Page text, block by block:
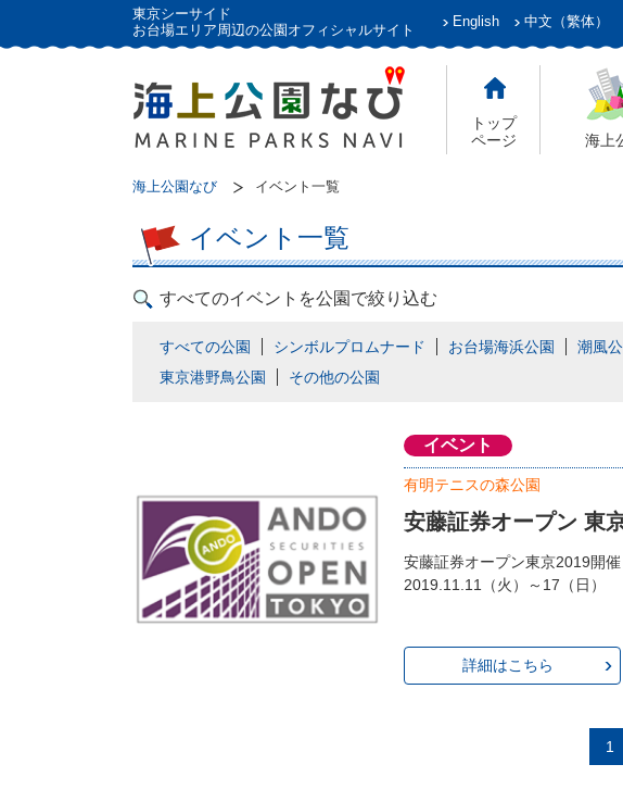
東京シーサイド
お台場エリア周辺の公園オフィシャルサイト
English 中文（繁体）
トップ
ページ
海上
海上公園なび イベント一覧
イベント一覧
すべてのイベントを公園で絞り込む
すべての公園 シンボルプロムナード お台場海浜公園 潮風
東京港野鳥公園
その他の公園
イベント
有明テニスの森公園
安藤証券オープン 東
安藤証券オープン東京2019開催
2019.11.11（火）～17（日）
詳細はこちら
1